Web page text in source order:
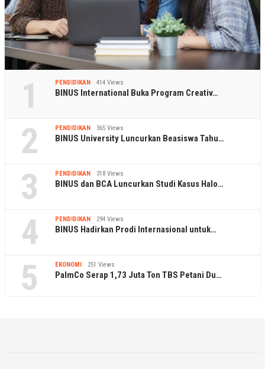
1 PENDIDIKAN 414 Views
BINUS International Buka Program Creativ…
2 PENDIDIKAN 365 Views
BINUS University Luncurkan Beasiswa Tahu…
3 PENDIDIKAN 318 Views
BINUS dan BCA Luncurkan Studi Kasus Halo…
4 PENDIDIKAN 294 Views
BINUS Hadirkan Prodi Internasional untuk…
5 EKONOMI 251 Views
PalmCo Serap 1,73 Juta Ton TBS Petani Du…